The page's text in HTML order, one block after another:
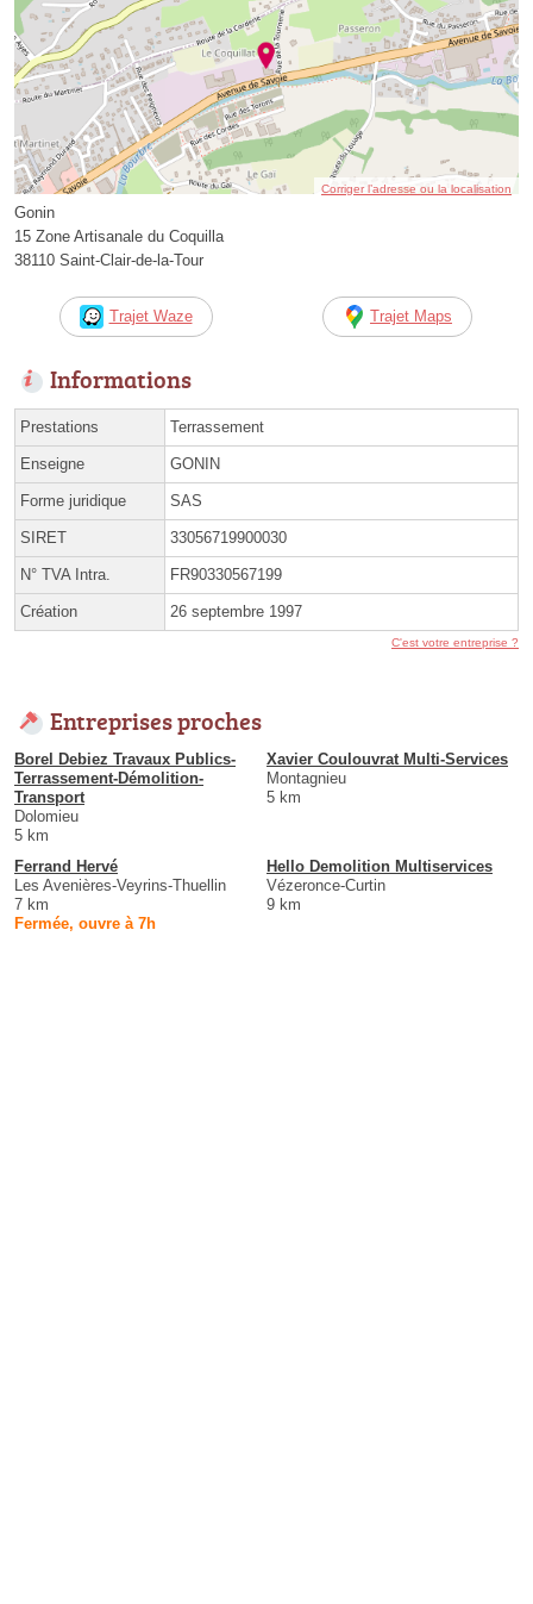
Corriger l’adresse ou la localisation
Gonin
15 Zone Artisanale du Coquilla
38110 Saint-Clair-de-la-Tour
Trajet Waze Trajet Maps
Informations
Prestations Terrassement
Enseigne GONIN
Forme juridique SAS
SIRET 33056719900030
N° TVA Intra. FR90330567199
Création 26 septembre 1997
C'est votre entreprise ?
Entreprises proches
Borel Debiez Travaux Publics-
Terrassement-Démolition-
Transport
Dolomieu
5 km
Xavier Coulouvrat Multi-Services
Montagnieu
5 km
Ferrand Hervé
Les Avenières-Veyrins-Thuellin
7 km
Fermée, ouvre à 7h
Hello Demolition Multiservices
Vézeronce-Curtin
9 km